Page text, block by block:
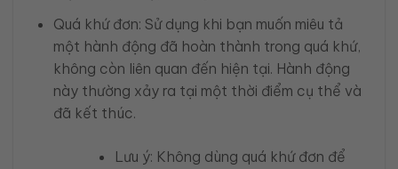
Quá khứ đơn: Sử dụng khi bạn muốn miêu tả
một hành động đã hoàn thành trong quá khứ,
không còn liên quan đến hiện tại. Hành động
này thường xảy ra tại một thời điểm cụ thể và
đã kết thúc.
Lưu ý: Không dùng quá khứ đơn để